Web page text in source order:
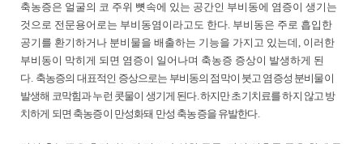
축농증은 얼굴의 코 주위 뼛속에 있는 공간인 부비동에 염증이 생기는
것으로 전문용어로는 부비동염이라고도 한다. 부비동은 주로 흡입한
공기를 환기하거나 분비물을 배출하는 기능을 가지고 있는데, 이러한
부비동이 막히게 되면 염증이 일어나며 축농증 증상이 발생하게 된
다. 축농증의 대표적인 증상으로는 부비동의 점막이 붓고 염증성 분비물이
발생해 코막힘과 누런 콧물이 생기게 된다. 하지만 초기치료를 하지 않고 방
치하게 되면 축농증이 만성화돼 만성 축농증을 유발한다.